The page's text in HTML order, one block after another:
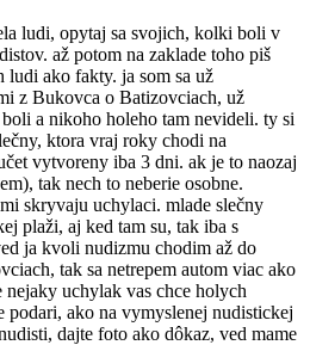
ludi, opytaj sa svojich, kolki boli v
až potom na zaklade toho piš
ludi ako fakty. ja som sa už
z Bukovca o Batizovciach, už
a nikoho holeho tam nevideli. ty si
ktora vraj roky chodi na
vytvoreny iba 3 dni. ak je to naozaj
tak nech to neberie osobne.
skryvaju uchylaci. mlade slečny
plaži, aj ked tam su, tak iba s
ja kvoli nudizmu chodim až do
tak sa netrepem autom viac ako
uchylak vas chce holych
podari, ako na vymyslenej nudistickej
dajte foto ako dôkaz, ved mame